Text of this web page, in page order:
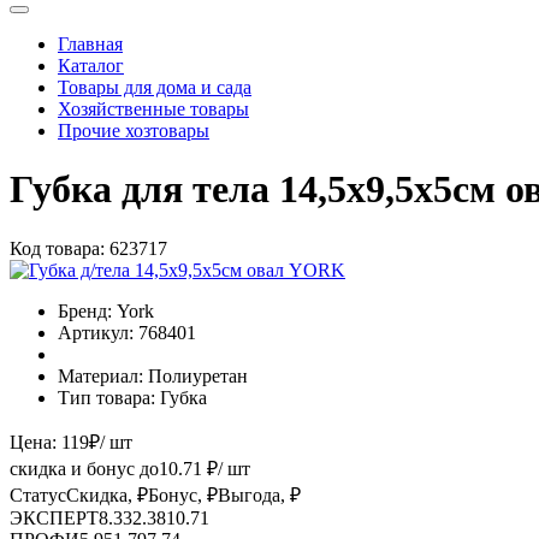
Главная
Каталог
Товары для дома и сада
Хозяйственные товары
Прочие хозтовары
Губка для тела 14,5х9,5х5см
Код товара: 623717
Бренд: York
Артикул: 768401
Материал: Полиуретан
Тип товара: Губка
Цена: 119₽/ шт
скидка и бонус до10.71 ₽/ шт
СтатусСкидка, ₽Бонус, ₽Выгода, ₽
ЭКСПЕРТ8.332.3810.71